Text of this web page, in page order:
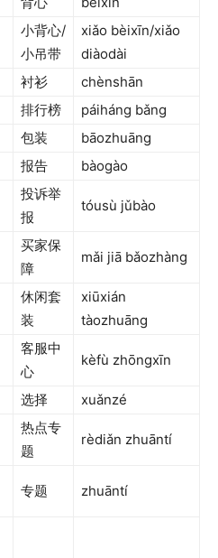
小背心/
小吊带
xiǎo bèixīn/xiǎo
diàodài
衬衫
chènshān
排行榜
páiháng bǎng
包装
bāozhuāng
报告 bàogào
投诉举
报
tóusù jǔbào
买家保
障
mǎi jiā bǎozhàng
休闲套
装
xiūxián
tàozhuāng
客服中
心
kèfù zhōngxīn
选择 xuǎnzé
热点专
题
rèdiǎn zhuāntí
专题 zhuāntí